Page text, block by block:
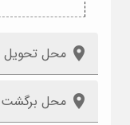
محل تحویل
محل برگشت